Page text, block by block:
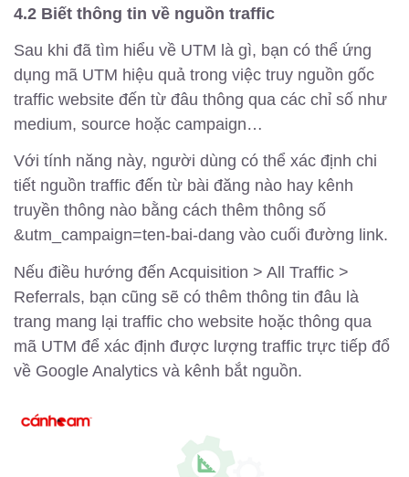
4.2 Biết thông tin về nguồn traffic
Sau khi đã tìm hiểu về UTM là gì, bạn có thể ứng
dụng mã UTM hiệu quả trong việc truy nguồn gốc
traffic website đến từ đâu thông qua các chỉ số như
medium, source hoặc campaign…
Với tính năng này, người dùng có thể xác định chi
tiết nguồn traffic đến từ bài đăng nào hay kênh
truyền thông nào bằng cách thêm thông số
&utm_campaign=ten-bai-dang vào cuối đường link.
Nếu điều hướng đến Acquisition > All Traffic >
Referrals, bạn cũng sẽ có thêm thông tin đâu là
trang mang lại traffic cho website hoặc thông qua
mã UTM để xác định được lượng traffic trực tiếp đổ
về Google Analytics và kênh bắt nguồn.